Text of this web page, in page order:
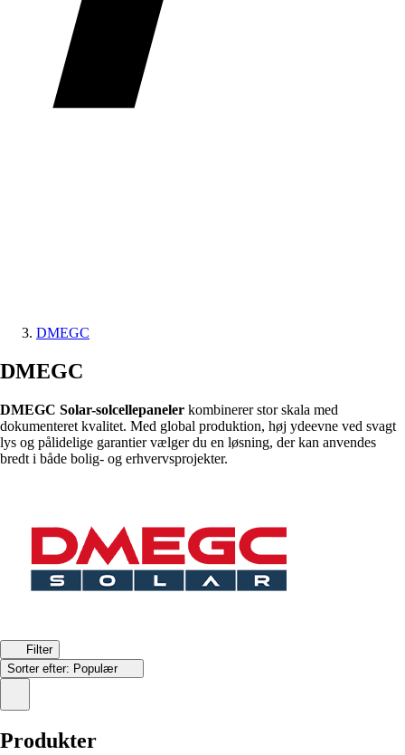
DMEGC
DMEGC
DMEGC Solar-solcellepaneler kombinerer stor skala med
dokumenteret kvalitet. Med global produktion, høj ydeevne ved svagt
lys og pålidelige garantier vælger du en løsning, der kan anvendes
bredt i både bolig- og erhvervsprojekter.
Filter
Sorter efter: Populær
Produkter